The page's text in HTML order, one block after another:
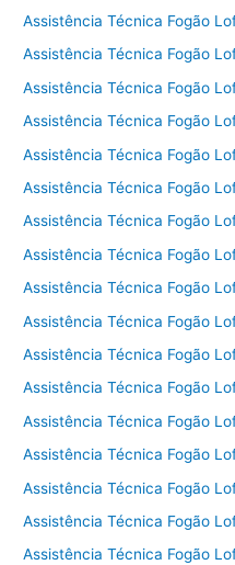
Assistência Técnica Fogão
Assistência Técnica Fogão
Assistência Técnica Fogão
Assistência Técnica Fogão
Assistência Técnica Fogão
Assistência Técnica Fogão
Assistência Técnica Fogão
Assistência Técnica Fogão
Assistência Técnica Fogão
Assistência Técnica Fogão
Assistência Técnica Fogão
Assistência Técnica Fogão
Assistência Técnica Fogão
Assistência Técnica Fogão
Assistência Técnica Fogão
Assistência Técnica Fogão
Assistência Técnica Fogão